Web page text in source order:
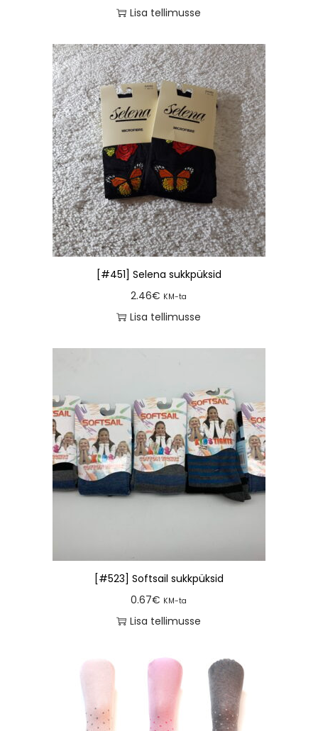
Lisa tellimusse
[#451] Selena sukkpüksid
2.46€ KM-ta
Lisa tellimusse
[#523] Softsail sukkpüksid
0.67€ KM-ta
Lisa tellimusse